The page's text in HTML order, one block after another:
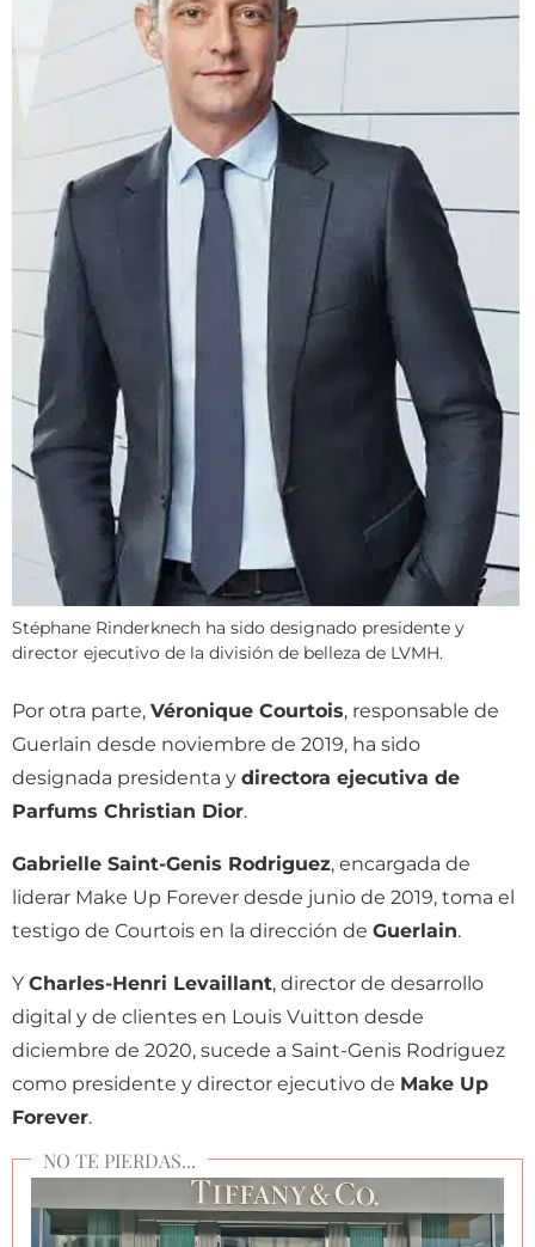
Stéphane Rinderknech ha sido designado presidente y
director ejecutivo de la división de belleza de LVMH.
Por otra parte, Véronique Courtois, responsable de
Guerlain desde noviembre de 2019, ha sido
designada presidenta y directora ejecutiva de
Parfums Christian Dior.
Gabrielle Saint-Genis Rodriguez, encargada de
liderar Make Up Forever desde junio de 2019, toma el
testigo de Courtois en la dirección de Guerlain.
Y Charles-Henri Levaillant, director de desarrollo
digital y de clientes en Louis Vuitton desde
diciembre de 2020, sucede a Saint-Genis Rodriguez
como presidente y director ejecutivo de Make Up
Forever.